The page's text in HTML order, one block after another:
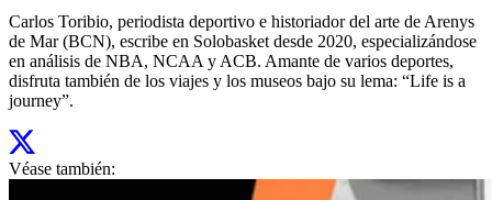
Carlos Toribio, periodista deportivo e historiador del arte de Arenys
de Mar (BCN), escribe en Solobasket desde 2020, especializándose
en análisis de NBA, NCAA y ACB. Amante de varios deportes,
disfruta también de los viajes y los museos bajo su lema: “Life is a
journey”.
Véase también: